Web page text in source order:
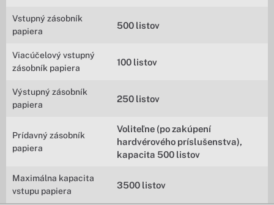
Vstupný zásobník
papiera
500 listov
Viacúčelový vstupný
zásobník papiera
100 listov
Výstupný zásobník
papiera
250 listov
Prídavný zásobník
papiera
Voliteľne (po zakúpení
hardvérového príslušenstva),
kapacita 500 listov
Maximálna kapacita
vstupu papiera
3500 listov